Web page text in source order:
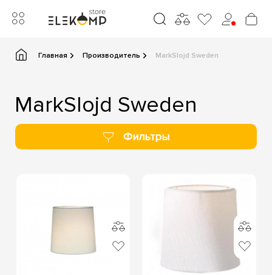
Главная Производитель MarkSlojd Sweden
MarkSlojd Sweden
Фильтры